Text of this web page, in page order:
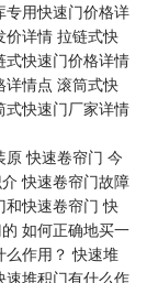
专用快速门价格详
价详情 拉链式快
式快速门价格详情
详情点 滚筒式快
式快速门厂家详情
原 快速卷帘门‌ 今
快速卷帘门故障
和快速卷帘门 快
如何正确地买一
么作用？ 快速堆
速堆积门有什么作